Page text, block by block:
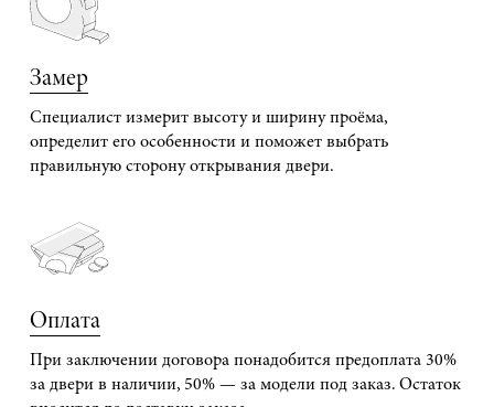
Замер
Специалист измерит высоту и ширину проёма,
определит его особенности и поможет выбрать
правильную сторону открывания двери.
Оплата
При заключении договора понадобится предоплата 30%
за двери в наличии, 50% — за модели под заказ. Остаток